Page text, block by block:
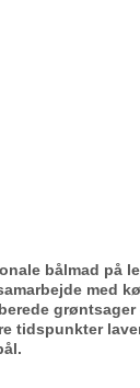
bålmad på
med
tidspunkter